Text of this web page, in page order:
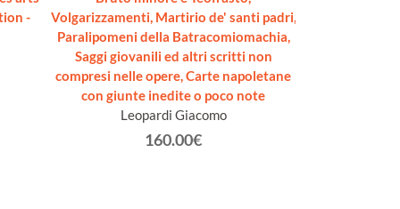
-
Volgarizzamenti, Martirio de' santi padri,
Paralipomeni della Batracomiomachia,
Saggi giovanili ed altri scritti non
compresi nelle opere, Carte napoletane
con giunte inedite o poco note
Leopardi Giacomo
160.00€